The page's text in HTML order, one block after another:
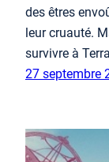
des êtres
leur cruauté.
survivre à
27 septembre